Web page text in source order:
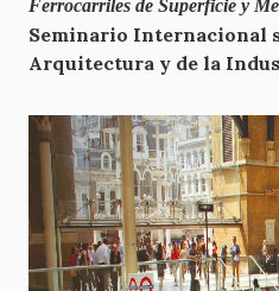
Ferrocarriles de Superficie y
Seminario Internacional
Arquitectura y de la